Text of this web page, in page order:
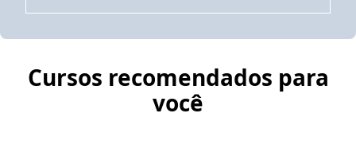
Cursos recomendados para
você